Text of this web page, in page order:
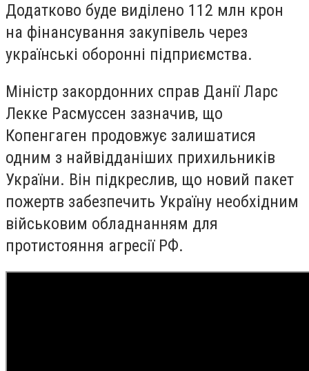
Додатково буде виділено 112 млн крон
на фінансування закупівель через
українські оборонні підприємства.
Міністр закордонних справ Данії Ларс
Лекке Расмуссен зазначив, що
Копенгаген продовжує залишатися
одним з найвідданіших прихильників
України. Він підкреслив, що новий пакет
пожертв забезпечить Україну необхідним
військовим обладнанням для
протистояння агресії РФ.